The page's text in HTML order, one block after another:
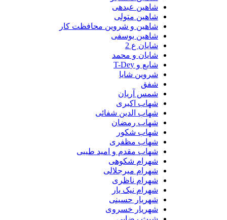
شاهین عبدهی
شاهین متولی
شاهین و شروین محافظت کار
شاهین یوسفی
شایان ع 2
شایان و محمد
شایع و T-Dey
شروین شایا
شفق
شمس آریان
شهاب اکبری
شهاب الدین شفائی
شهاب رمضان
شهاب شکور
شهاب مظفری
شهاب مقدم و امید طیبی
شهرام شکوهی
شهرام میرجلالی
شهرام ناظری
شهرام نیک یار
شهریار حسینی
شهریار خسروی